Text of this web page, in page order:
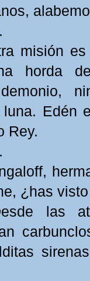
misión
horda
Edén
Rey.
¿has
las